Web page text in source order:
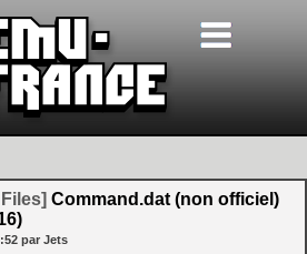
Command.dat (non officiel)
par Jets